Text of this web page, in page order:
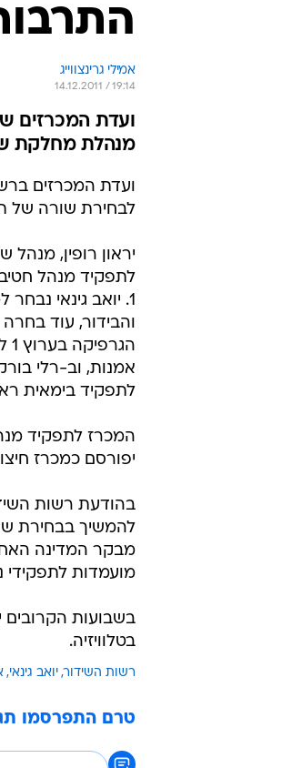
אמילי גרינצווייג
14.12.2011 / 19:14
ועדת המכרזים
מנהלת מחלקת
ועדת המכרזים
לבחירת שורה של
יראון רופין,
לתפקיד מנהל
1. יואב גינאי
והבידור, עוד
אמנות, וב-רלי
לתפקיד בימאית
המכרז לתפקיד
יפורסם כמכרז
בהודעת רשות
להמשיך בבחירת
מבקר המדינה
מועמדות לתפקידי
בשבועות הקרובים
בטלוויזיה.
רשות השידור יואב גינאי
טרם התפרסמו